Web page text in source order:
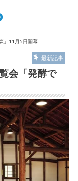
」11月5日開幕
最新記事
会「発酵で